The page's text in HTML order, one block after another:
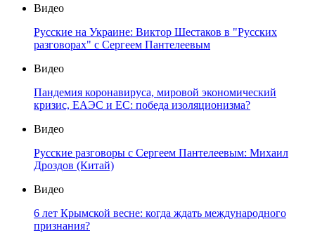
Видео
Русские на Украине: Виктор Шестаков в "Русских
разговорах" с Сергеем Пантелеевым
Видео
Пандемия коронавируса, мировой экономический
кризис, ЕАЭС и ЕС: победа изоляционизма?
Видео
Русские разговоры с Сергеем Пантелеевым: Михаил
Дроздов (Китай)
Видео
6 лет Крымской весне: когда ждать международного
признания?